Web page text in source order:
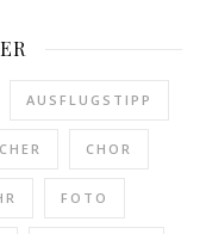
AUSFLUGSTIPP
CHOR
FOTO